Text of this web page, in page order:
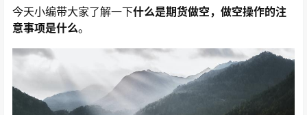
今天小编带大家了解一下什么是期货做空，做空操作的注
意事项是什么。